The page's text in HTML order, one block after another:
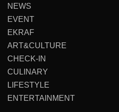
NEWS
EVENT
EKRAF
ART&CULTURE
CHECK-IN
CULINARY
LIFESTYLE
ENTERTAINMENT